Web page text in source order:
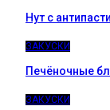
Нут с
ЗАКУСКИ
Печёночные
ЗАКУСКИ